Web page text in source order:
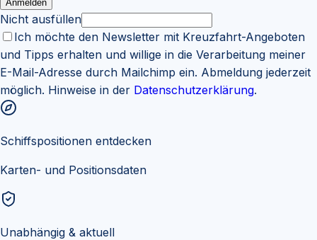
Anmelden
Nicht ausfüllen
Ich möchte den Newsletter mit Kreuzfahrt-Angeboten
und Tipps erhalten und willige in die Verarbeitung meiner
E-Mail-Adresse durch Mailchimp ein. Abmeldung jederzeit
möglich. Hinweise in der Datenschutzerklärung.
Schiffspositionen entdecken
Karten- und Positionsdaten
Unabhängig & aktuell